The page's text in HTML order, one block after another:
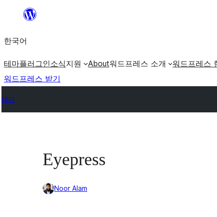
츠
로
로
가
한국어
테마플러그인소식지원 About워드프레스 소개 워드프레스
워드프레스 받기
테마
Eyepress
Noor Alam